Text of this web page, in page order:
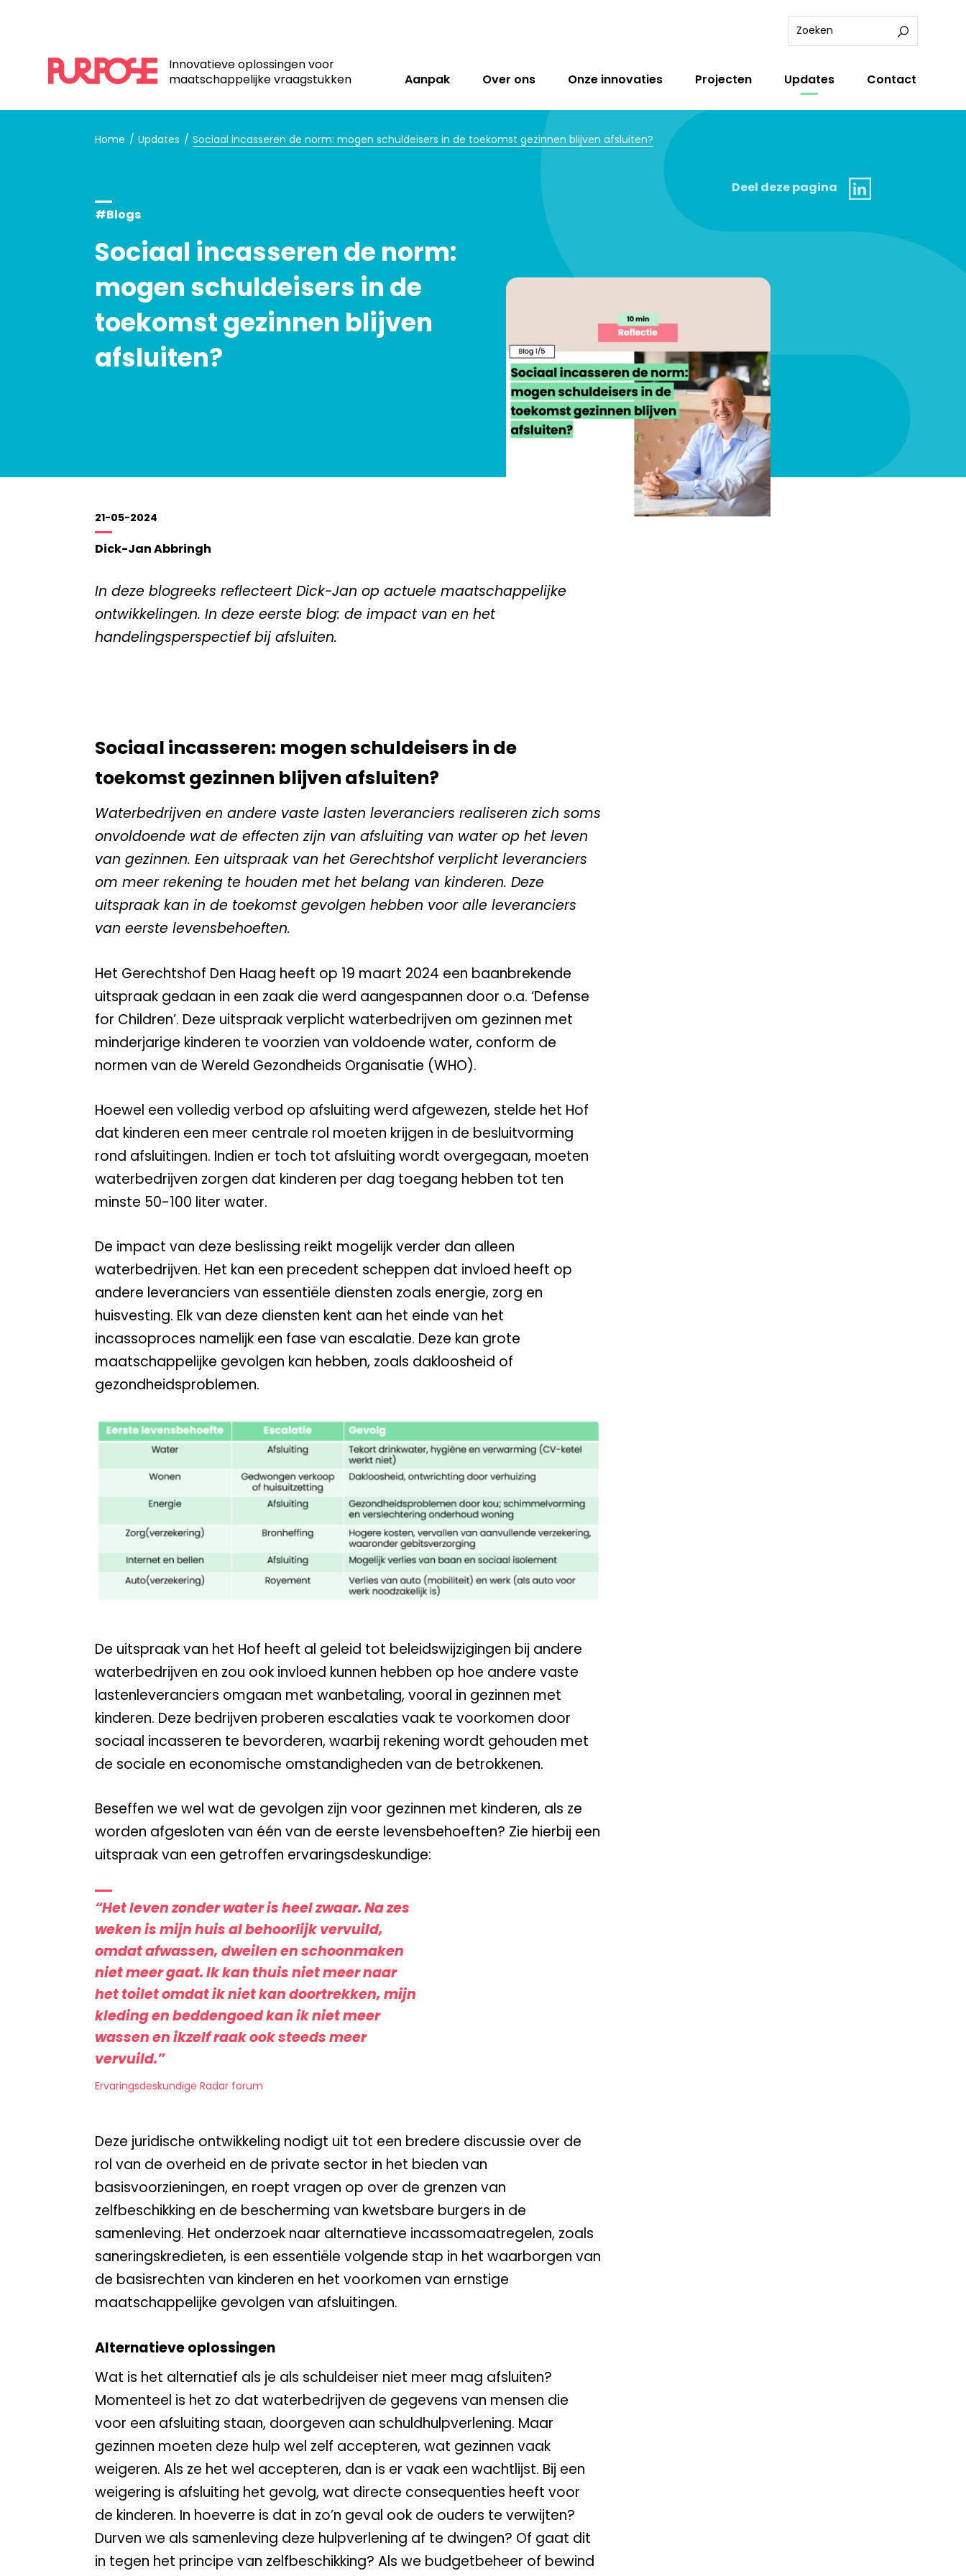
Innovatieve oplossingen voor
maatschappelijke vraagstukken
Aanpak Over ons Onze innovaties Projecten Updates Contact
Home Updates Sociaal incasseren de norm: mogen schuldeisers in de toekomst gezinnen blijven afsluiten?
#Blogs
Sociaal incasseren de norm:
mogen schuldeisers in de
toekomst gezinnen blijven
afsluiten?
Deel deze pagina
21-05-2024
Dick-Jan Abbringh
In deze blogreeks reflecteert Dick-Jan op actuele maatschappelijke
ontwikkelingen. In deze eerste blog: de impact van en het
handelingsperspectief bij afsluiten.
Sociaal incasseren: mogen schuldeisers in de
toekomst gezinnen blijven afsluiten?
Waterbedrijven en andere vaste lasten leveranciers realiseren zich soms
onvoldoende wat de effecten zijn van afsluiting van water op het leven
van gezinnen. Een uitspraak van het Gerechtshof verplicht leveranciers
om meer rekening te houden met het belang van kinderen. Deze
uitspraak kan in de toekomst gevolgen hebben voor alle leveranciers
van eerste levensbehoeften.
Het Gerechtshof Den Haag heeft op 19 maart 2024 een baanbrekende
uitspraak gedaan in een zaak die werd aangespannen door o.a. ‘Defense
for Children’. Deze uitspraak verplicht waterbedrijven om gezinnen met
minderjarige kinderen te voorzien van voldoende water, conform de
normen van de Wereld Gezondheids Organisatie (WHO).
Hoewel een volledig verbod op afsluiting werd afgewezen, stelde het Hof
dat kinderen een meer centrale rol moeten krijgen in de besluitvorming
rond afsluitingen. Indien er toch tot afsluiting wordt overgegaan, moeten
waterbedrijven zorgen dat kinderen per dag toegang hebben tot ten
minste 50-100 liter water.
De impact van deze beslissing reikt mogelijk verder dan alleen
waterbedrijven. Het kan een precedent scheppen dat invloed heeft op
andere leveranciers van essentiële diensten zoals energie, zorg en
huisvesting. Elk van deze diensten kent aan het einde van het
incassoproces namelijk een fase van escalatie. Deze kan grote
maatschappelijke gevolgen kan hebben, zoals dakloosheid of
gezondheidsproblemen.
De uitspraak van het Hof heeft al geleid tot beleidswijzigingen bij andere
waterbedrijven en zou ook invloed kunnen hebben op hoe andere vaste
lastenleveranciers omgaan met wanbetaling, vooral in gezinnen met
kinderen. Deze bedrijven proberen escalaties vaak te voorkomen door
sociaal incasseren te bevorderen, waarbij rekening wordt gehouden met
de sociale en economische omstandigheden van de betrokkenen.
Beseffen we wel wat de gevolgen zijn voor gezinnen met kinderen, als ze
worden afgesloten van één van de eerste levensbehoeften? Zie hierbij een
uitspraak van een getroffen ervaringsdeskundige:
“Het leven zonder water is heel zwaar. Na zes
weken is mijn huis al behoorlijk vervuild,
omdat afwassen, dweilen en schoonmaken
niet meer gaat. Ik kan thuis niet meer naar
het toilet omdat ik niet kan doortrekken, mijn
kleding en beddengoed kan ik niet meer
wassen en ikzelf raak ook steeds meer
vervuild.”
Ervaringsdeskundige Radar forum
Deze juridische ontwikkeling nodigt uit tot een bredere discussie over de
rol van de overheid en de private sector in het bieden van
basisvoorzieningen, en roept vragen op over de grenzen van
zelfbeschikking en de bescherming van kwetsbare burgers in de
samenleving. Het onderzoek naar alternatieve incassomaatregelen, zoals
saneringskredieten, is een essentiële volgende stap in het waarborgen van
de basisrechten van kinderen en het voorkomen van ernstige
maatschappelijke gevolgen van afsluitingen.
Alternatieve oplossingen
Wat is het alternatief als je als schuldeiser niet meer mag afsluiten?
Momenteel is het zo dat waterbedrijven de gegevens van mensen die
voor een afsluiting staan, doorgeven aan schuldhulpverlening. Maar
gezinnen moeten deze hulp wel zelf accepteren, wat gezinnen vaak
weigeren. Als ze het wel accepteren, dan is er vaak een wachtlijst. Bij een
weigering is afsluiting het gevolg, wat directe consequenties heeft voor
de kinderen. In hoeverre is dat in zo’n geval ook de ouders te verwijten?
Durven we als samenleving deze hulpverlening af te dwingen? Of gaat dit
in tegen het principe van zelfbeschikking? Als we budgetbeheer of bewind